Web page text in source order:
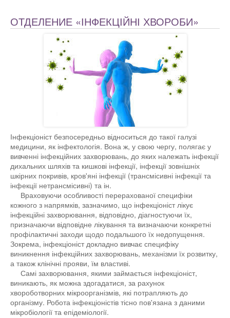
ОТДЕЛЕНИЕ «ІНФЕКЦІЙНІ ХВОРОБИ»
Інфекціоніст безпосередньо відноситься до такої галузі
медицини, як інфектологія. Вона ж, у свою чергу, полягає у
вивченні інфекційних захворювань, до яких належать інфекції
дихальних шляхів та кишкові інфекції, інфекції зовнішніх
шкірних покривів, кров'яні інфекції (трансмісивні інфекції та
інфекції нетрансмісивні) та ін.
Враховуючи особливості перерахованої специфіки
кожного з напрямків, зазначимо, що інфекціоніст лікує
інфекційні захворювання, відповідно, діагностуючи їх,
призначаючи відповідне лікування та визначаючи конкретні
профілактичні заходи щодо подальшого їх недопущення.
Зокрема, інфекціоніст докладно вивчає специфіку
виникнення інфекційних захворювань, механізми їх розвитку,
а також клінічні прояви, їм властиві.
Самі захворювання, якими займається інфекціоніст,
виникають, як можна здогадатися, за рахунок
хвороботворних мікроорганізмів, які потрапляють до
організму. Робота інфекціоністів тісно пов'язана з даними
мікробіології та епідеміології.